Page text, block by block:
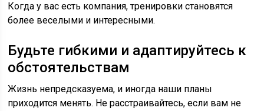
Когда у вас есть компания, тренировки становятся
более веселыми и интересными.
Будьте гибкими и адаптируйтесь к
обстоятельствам
Жизнь непредсказуема, и иногда наши планы
приходится менять. Не расстраивайтесь, если вам не